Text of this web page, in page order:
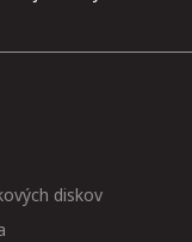
diskov